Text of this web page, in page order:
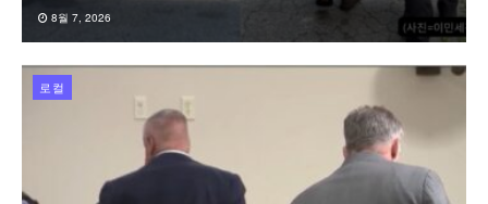
8월 7, 2026
로컬